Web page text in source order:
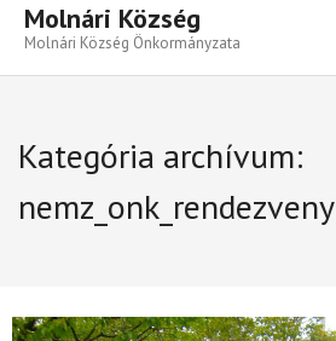
Molnári Község
Molnári Község Önkormányzata
Település
Közigazgatás
Kategória archívum:
nemz_onk_rendezveny